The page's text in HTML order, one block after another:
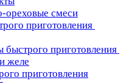
ореховые смеси
приготовления
быстрого приготовления
желе
приготовления